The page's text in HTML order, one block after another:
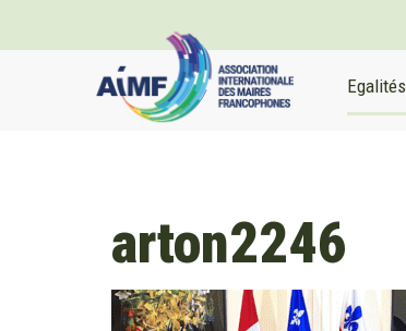
Egalités
arton2246